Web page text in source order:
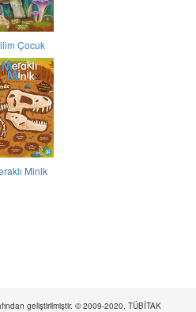
Çocuk
Minik
geliştirilmiştir. © 2009-2020, TÜBİTAK